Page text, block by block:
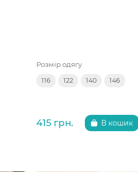
Розмір одягу
116 122 140 146
415 грн. В кошик